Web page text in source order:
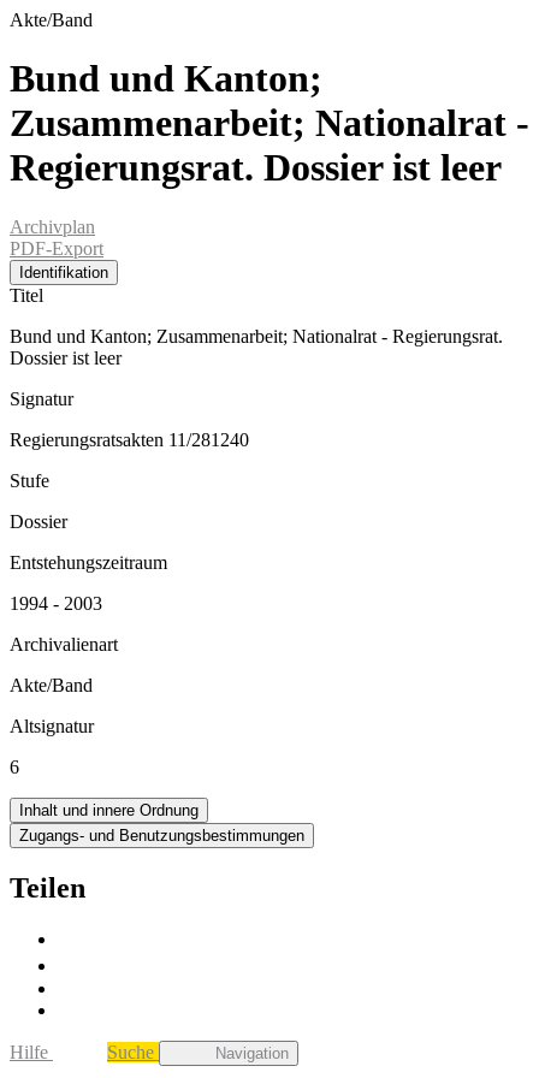
Akte/Band
Bund und Kanton;
Zusammenarbeit; Nationalrat -
Regierungsrat. Dossier ist leer
Archivplan
PDF-Export
Identifikation
Titel
Bund und Kanton; Zusammenarbeit; Nationalrat - Regierungsrat.
Dossier ist leer
Signatur
Regierungsratsakten 11/281240
Stufe
Dossier
Entstehungszeitraum
1994 - 2003
Archivalienart
Akte/Band
Altsignatur
6
Inhalt und innere Ordnung
Zugangs- und Benutzungsbestimmungen
Teilen
Hilfe Suche Navigation